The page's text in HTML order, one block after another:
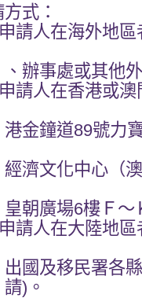
式：
人在海外地區
處或其他外交
人在香港或澳
道89號力寶中
化中心（澳門
場6樓Ｆ～Ｋ
人在大陸地區
移民署各縣市